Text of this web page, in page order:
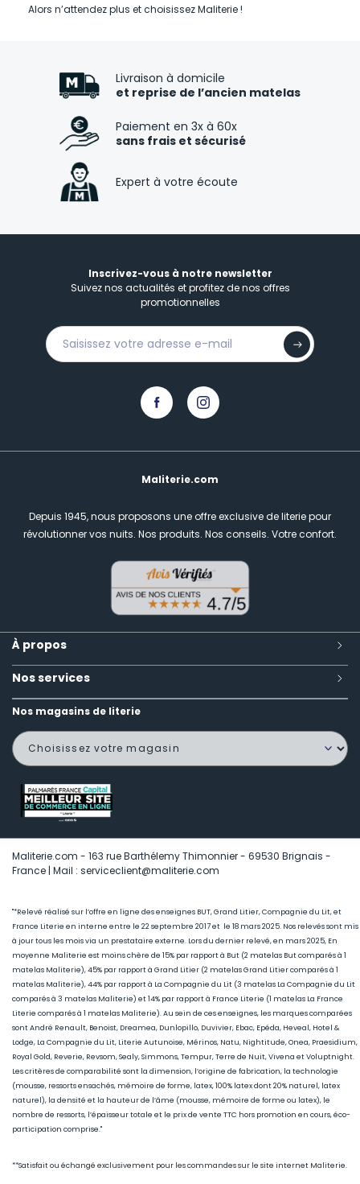
Alors n’attendez plus et choisissez Maliterie !
Livraison à domicile
et reprise de l’ancien matelas
Paiement en 3x à 60x
sans frais et sécurisé
Expert à votre écoute
Inscrivez-vous à notre newsletter
Suivez nos actualités et profitez de nos offres
promotionnelles
Maliterie.com
Depuis 1945, nous proposons une offre exclusive de literie pour
révolutionner vos nuits. Nos produits. Nos conseils. Votre confort.
À propos
Nos services
Nos magasins de literie
Maliterie.com - 163 rue Barthélemy Thimonnier - 69530 Brignais -
France | Mail : serviceclient@maliterie.com
"*Relevé réalisé sur l’offre en ligne des enseignes BUT, Grand Litier, Compagnie du Lit, et
France Literie en interne entre le 22 septembre 2017 et le 18 mars 2025. Nos relevés sont mis
à jour tous les mois via un prestataire externe. Lors du dernier relevé, en mars 2025, En
moyenne Maliterie est moins chère de 15% par rapport à But (2 matelas But comparés à 1
matelas Maliterie), 45% par rapport à Grand Litier (2 matelas Grand Litier comparés à 1
matelas Maliterie), 44% par rapport à La Compagnie du Lit (3 matelas La Compagnie du Lit
comparés à 3 matelas Maliterie) et 14% par rapport à France Literie (1 matelas La France
Literie comparés à 1 matelas Maliterie). Au sein de ces enseignes, les marques comparées
sont André Renault, Benoist, Dreamea, Dunlopillo, Duvivier, Ebac, Epéda, Heveal, Hotel &
Lodge, La Compagnie du Lit, Literie Autunoise, Mérinos, Natu, Nightitude, Onea, Praesidium,
Royal Gold, Reverie, Revsom, Sealy, Simmons, Tempur, Terre de Nuit, Vivena et Voluptnight.
Les critères de comparabilité sont la dimension, l’origine de fabrication, la technologie
(mousse, ressorts ensachés, mémoire de forme, latex, 100% latex dont 20% naturel, latex
naturel), la densité et la hauteur de l’âme (mousse, mémoire de forme ou latex), le
nombre de ressorts, l’épaisseur totale et le prix de vente TTC hors promotion en cours, éco-
participation comprise."
**Satisfait ou échangé exclusivement pour les commandes sur le site internet Maliterie.